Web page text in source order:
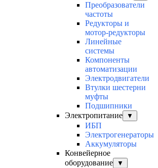
Преобразователи
частоты
Редукторы и
мотор-редукторы
Линейные
системы
Компоненты
автоматизации
Электродвигатели
Втулки шестерни
муфты
Подшипники
Электропитание
▼
ИБП
Электрогенераторы
Аккумуляторы
Конвейерное
оборудование
▼